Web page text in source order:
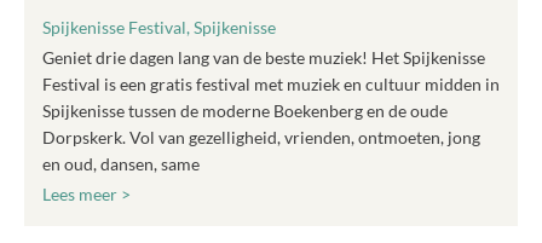
Spijkenisse Festival, Spijkenisse
Geniet drie dagen lang van de beste muziek! Het Spijkenisse
Festival is een gratis festival met muziek en cultuur midden in
Spijkenisse tussen de moderne Boekenberg en de oude
Dorpskerk. Vol van gezelligheid, vrienden, ontmoeten, jong
en oud, dansen, same
Lees meer >